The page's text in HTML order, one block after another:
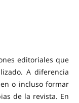
editoriales que
A diferencia
o incluso formar
de la revista. En